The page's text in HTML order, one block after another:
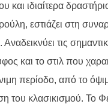
και ιδιαίτερα
εστιάζει στη
τις
και το στιλ που
περίοδο, από το
του κλασικισμού. Το